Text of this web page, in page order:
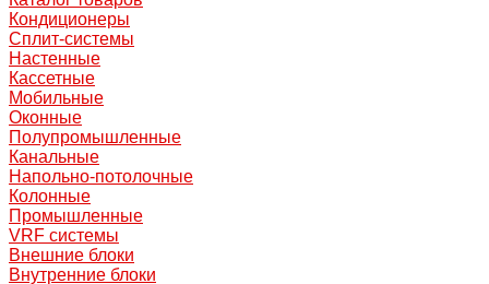
Кондиционеры
Сплит-системы
Настенные
Кассетные
Мобильные
Оконные
Полупромышленные
Канальные
Напольно-потолочные
Колонные
Промышленные
VRF системы
Внешние блоки
Внутренние блоки